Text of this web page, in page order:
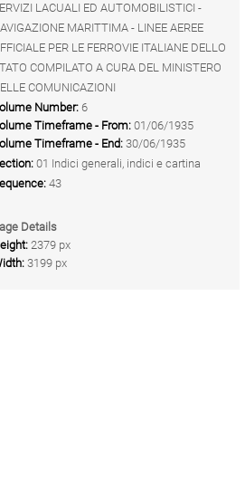
LACUALI ED AUTOMOBILISTICI -
MARITTIMA - LINEE AEREE
PER LE FERROVIE ITALIANE DELLO
COMPILATO A CURA DEL MINISTERO
COMUNICAZIONI
Number: 6
Timeframe - From: 01/06/1935
Timeframe - End:30/06/1935
01 Indici generali, indici e cartina
43
Details
2379 px
3199 px